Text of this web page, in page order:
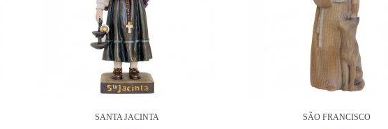
SANTA JACINTA SÃO FRANCISCO